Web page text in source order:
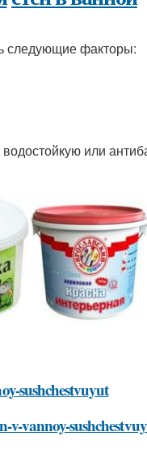
следующие факторы:
или
sushchestvuyut
v-vannoy-